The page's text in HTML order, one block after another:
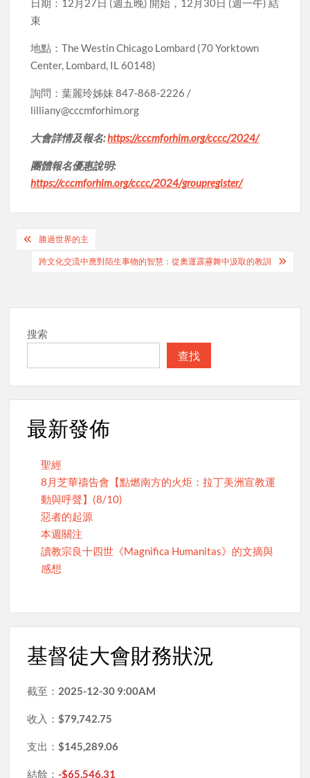
日期：12月27日 (週五晚) 開始，12月30日 (週一午) 結
束
地點：The Westin Chicago Lombard (70 Yorktown
Center, Lombard, IL 60148)
詢問：葉麗玲姊妹 847-868-2226 /
lilliany@cccmforhim.org
大會詳情及報名:https://cccmforhim.org/cccc/2024/
團體報名優惠說明:
https://cccmforhim.org/cccc/2024/groupregister/
Post
navigation
勝過世界的主
跨文化交流中應對陌生事物的智慧：從奧運霹靂舞中汲取的教訓
搜索
查找
最新發佈
聖經
8月芝華禱告會【點燃南方的火炬：拉丁美洲宣教運
動與呼聲】(8/10)
惡者的起源
本週關注
讀教宗良十四世《Magnifica Humanitas》的文摘與
感想
基督徒大會財務狀況
截至： 2025-12-30 9:00AM
收入：$79,742.75
支出：$145,289.06
結餘：-$65,546.31